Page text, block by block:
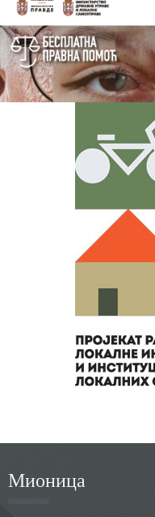
Мионица